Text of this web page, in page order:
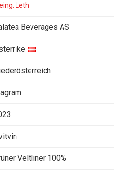
Leth
Beverages AS
Veltliner 100%